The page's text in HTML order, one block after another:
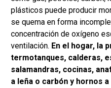
plásticos puede producir
se quema en forma
concentración de oxígeno
ventilación. En el hogar, la
termotanques, calderas,
salamandras, cocinas,
a leña o carbón y hornos